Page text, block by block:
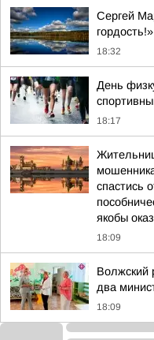
Сергей
гордость!»
18:32
День
18:17
спастись
якобы
18:09
Волжский
два
18:09